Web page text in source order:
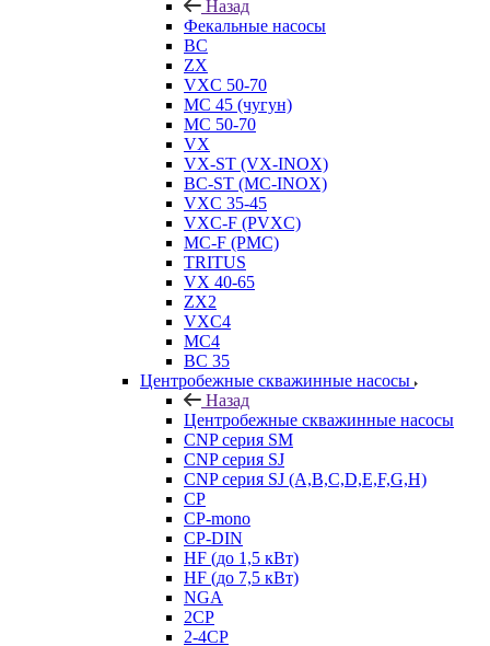
Назад
Фекальные насосы
BC
ZX
VXC 50-70
MC 45 (чугун)
MC 50-70
VX
VX-ST (VX-INOX)
BC-ST (MC-INOX)
VXC 35-45
VXC-F (PVXC)
MC-F (PMC)
TRITUS
VX 40-65
ZX2
VXC4
MC4
BC 35
Центробежные скважинные насосы
Назад
Центробежные скважинные насосы
CNP серия SM
CNP серия SJ
CNP серия SJ (A,B,C,D,E,F,G,H)
CP
CP-mono
CP-DIN
HF (до 1,5 кВт)
HF (до 7,5 кВт)
NGA
2CP
2-4CP